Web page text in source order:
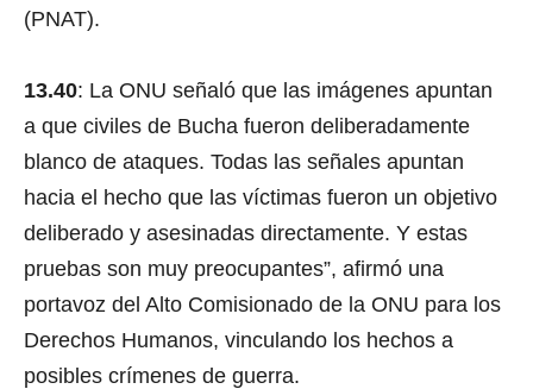
(PNAT).
13.40: La ONU señaló que las imágenes apuntan
a que civiles de Bucha fueron deliberadamente
blanco de ataques. Todas las señales apuntan
hacia el hecho que las víctimas fueron un objetivo
deliberado y asesinadas directamente. Y estas
pruebas son muy preocupantes”, afirmó una
portavoz del Alto Comisionado de la ONU para los
Derechos Humanos, vinculando los hechos a
posibles crímenes de guerra.